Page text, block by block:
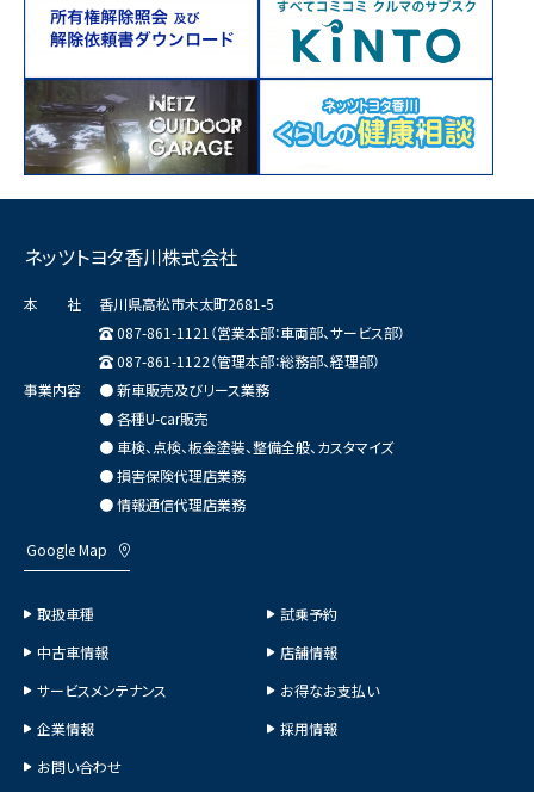
ネッツトヨタ香川株式会社
本 社
香川県高松市木太町2681-5
087-861-1121（営業本部：車両部、サービス部）
087-861-1122（管理本部：総務部、経理部）
事業内容
● 新車販売及びリース業務
● 各種U-car販売
● 車検、点検、板金塗装、整備全般、カスタマイズ
● 損害保険代理店業務
● 情報通信代理店業務
Google Map
取扱車種
試乗予約
中古車情報
店舗情報
サービスメンテナンス
お得なお支払い
企業情報
採用情報
お問い合わせ